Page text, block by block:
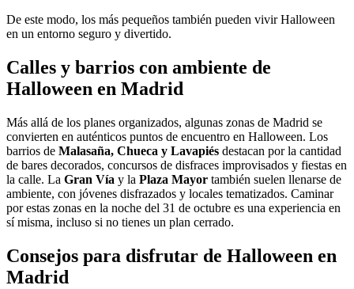
De este modo, los más pequeños también pueden vivir Halloween
en un entorno seguro y divertido.
Calles y barrios con ambiente de
Halloween en Madrid
Más allá de los planes organizados, algunas zonas de Madrid se
convierten en auténticos puntos de encuentro en Halloween. Los
barrios de Malasaña, Chueca y Lavapiés destacan por la cantidad
de bares decorados, concursos de disfraces improvisados y fiestas en
la calle. La Gran Vía y la Plaza Mayor también suelen llenarse de
ambiente, con jóvenes disfrazados y locales tematizados. Caminar
por estas zonas en la noche del 31 de octubre es una experiencia en
sí misma, incluso si no tienes un plan cerrado.
Consejos para disfrutar de Halloween en
Madrid